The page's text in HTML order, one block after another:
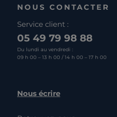
NOUS CONTACTER
Service client :
05 49 79 98 88
Du lundi au vendredi :
09 h 00 – 13 h 00 / 14 h 00 – 17 h 00
Nous écrire